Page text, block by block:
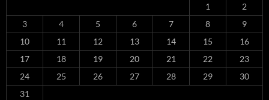
1
2
3
4 5 6 7 8
9
10
11 12 13 14 15
16
17
18 19 20 21 22
23
24
25 26 27 28 29
30
31